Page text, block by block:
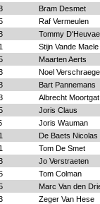
Bram Desmet
Raf Vermeulen
Tommy
Stijn Vande Maele
Maarten Aerts
Noel
Bart Pannemans
Albrecht Moortgat
Joris Claus
Joris Wauman
De Baets Nicolas
Tom De Smet
Jo Verstraeten
Tom Colman
Marc Van den
Zeger Van Hese